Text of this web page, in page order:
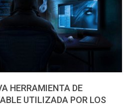
HERRAMIENTA DE
UTILIZADA POR LOS